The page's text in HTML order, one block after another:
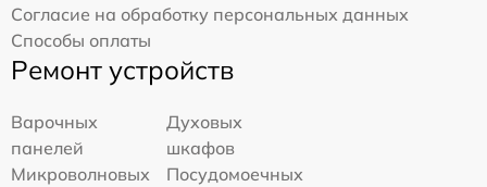
Согласие на обработку персональных данных
Способы оплаты
Ремонт устройств
Варочных
панелей
Духовых
шкафов
Микроволновых
Посудомоечных